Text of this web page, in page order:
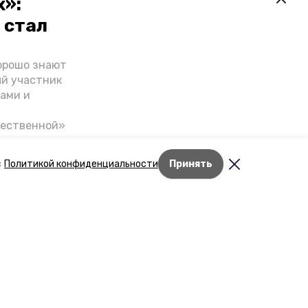
Политикой конфиденциальности Принять
знают
участник
и